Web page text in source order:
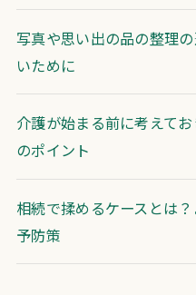
写真や思い出の品の整理
いために
介護が始まる前に考えて
のポイント
相続で揉めるケースとは
予防策